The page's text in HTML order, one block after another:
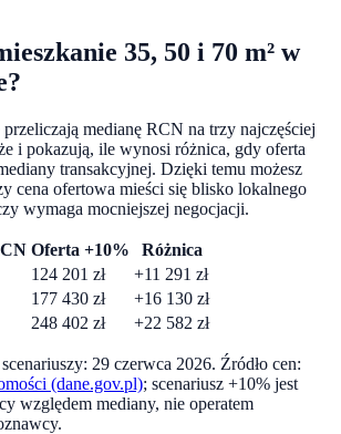
35, 50 i 70 m² w
?
przeliczają medianę RCN na trzy najczęściej
i pokazują, ile wynosi różnica, gdy oferta
transakcyjnej. Dzięki temu możesz
cena ofertowa mieści się blisko lokalnego
wymaga mocniejszej negocjacji.
Oferta +10%
Różnica
124 201 zł +11 291 zł
177 430 zł +16 130 zł
248 402 zł +22 582 zł
29 czerwca 2026. Źródło cen:
(dane.gov.pl); scenariusz +10% jest
względem mediany, nie operatem